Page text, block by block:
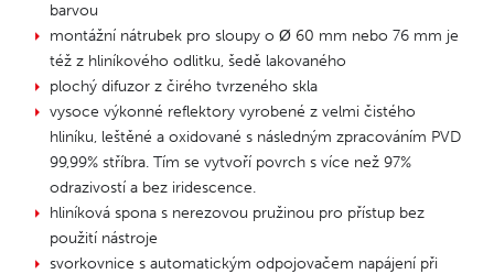
barvou
montážní nátrubek pro sloupy o Ø 60 mm nebo 76 mm je
též z hliníkového odlitku, šedě lakovaného
plochý difuzor z čirého tvrzeného skla
vysoce výkonné reflektory vyrobené z velmi čistého
hliníku, leštěné a oxidované s následným zpracováním PVD
99,99% stříbra. Tím se vytvoří povrch s více než 97%
odrazivostí a bez iridescence.
hliníková spona s nerezovou pružinou pro přístup bez
použití nástroje
svorkovnice s automatickým odpojovačem napájení při